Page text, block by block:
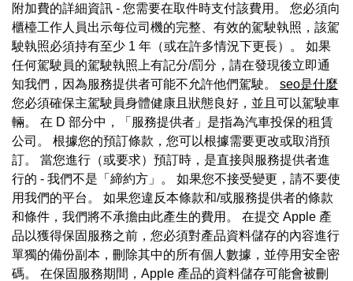
附加費的詳細資訊 - 您需要在取件時支付該費用。 您必須向
櫃檯工作人員出示每位司機的完整、有效的駕駛執照，該駕
駛執照必須持有至少 1 年（或在許多情況下更長）。 如果
任何駕駛員的駕駛執照上有記分/罰分，請在發現後立即通
知我們，因為服務提供者可能不允許他們駕駛。 seo是什麼
您必須確保主駕駛員身體健康且狀態良好，並且可以駕駛車
輛。 在 D 部分中，「服務提供者」是指為汽車投保的租賃
公司。 根據您的預訂條款，您可以根據需要更改或取消預
訂。 當您進行（或要求）預訂時，是直接與服務提供者進
行的 - 我們不是「締約方」。 如果您不接受變更，請不要使
用我們的平台。 如果您違反本條款和/或服務提供者的條款
和條件，我們將不承擔由此產生的費用。 在提交 Apple 產
品以獲得保固服務之前，您必須對產品資料儲存的內容進行
單獨的備份副本，刪除其中的所有個人數據，並停用安全密
碼。 在保固服務期間，Apple 產品的資料儲存可能會被刪